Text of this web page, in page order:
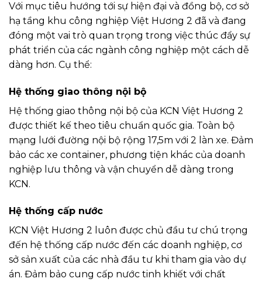
Với mục tiêu hướng tới sự hiện đại và đồng bộ, cơ sở
hạ tầng khu công nghiệp Việt Hương 2 đã và đang
đóng một vai trò quan trọng trong việc thúc đẩy sự
phát triển của các ngành công nghiệp một cách dễ
dàng hơn. Cụ thể:
Hệ thống giao thông nội bộ
Hệ thống giao thông nội bộ của KCN Việt Hương 2
được thiết kế theo tiêu chuẩn quốc gia. Toàn bộ
mạng lưới đường nội bộ rộng 17,5m với 2 làn xe. Đảm
bảo các xe container, phương tiện khác của doanh
nghiệp lưu thông và vận chuyển dễ dàng trong
KCN.
Hệ thống cấp nước
KCN Việt Hương 2 luôn được chủ đầu tư chú trọng
đến hệ thống cấp nước đến các doanh nghiệp, cơ
sở sản xuất của các nhà đầu tư khi tham gia vào dự
án. Đảm bảo cung cấp nước tinh khiết với chất